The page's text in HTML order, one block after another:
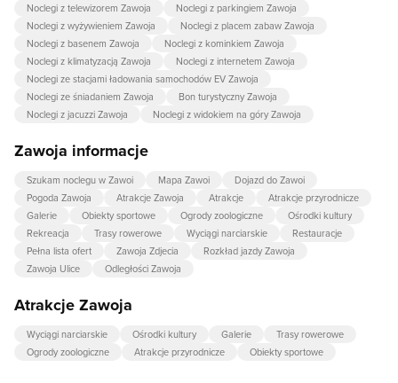
Noclegi z telewizorem Zawoja
Noclegi z parkingiem Zawoja
Noclegi z wyżywieniem Zawoja
Noclegi z placem zabaw Zawoja
Noclegi z basenem Zawoja
Noclegi z kominkiem Zawoja
Noclegi z klimatyzacją Zawoja
Noclegi z internetem Zawoja
Noclegi ze stacjami ładowania samochodów EV Zawoja
Noclegi ze śniadaniem Zawoja
Bon turystyczny Zawoja
Noclegi z jacuzzi Zawoja
Noclegi z widokiem na góry Zawoja
Zawoja informacje
Szukam noclegu w Zawoi Mapa Zawoi
Dojazd do Zawoi
Pogoda Zawoja
Atrakcje Zawoja Atrakcje
Atrakcje przyrodnicze
Galerie
Obiekty sportowe Ogrody zoologiczne
Ośrodki kultury
Rekreacja
Trasy rowerowe Wyciągi narciarskie
Restauracje
Pełna lista ofert
Zawoja Zdjecia
Rozkład jazdy Zawoja
Zawoja Ulice
Odległości Zawoja
Atrakcje Zawoja
Wyciągi narciarskie Ośrodki kultury Galerie
Trasy rowerowe
Ogrody zoologiczne
Atrakcje przyrodnicze Obiekty sportowe